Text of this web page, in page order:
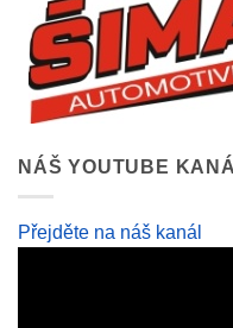
NÁŠ YOUTUBE
Přejděte na náš kanál